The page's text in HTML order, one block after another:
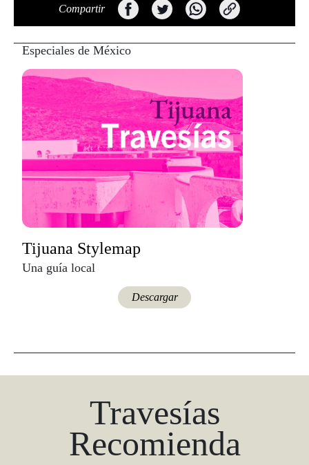
Compartir
Especiales de México
Tijuana Stylemap
Una guía local
Descargar
Travesías
Recomienda